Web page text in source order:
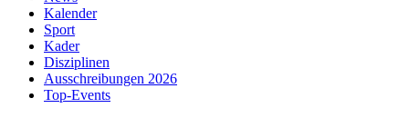
Kalender
Sport
Kader
Disziplinen
Ausschreibungen 2026
Top-Events